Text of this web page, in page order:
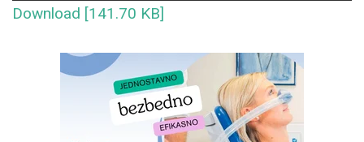
Download [141.70 KB]